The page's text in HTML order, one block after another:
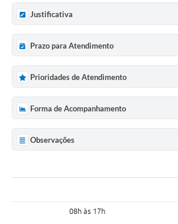
Justificativa
Prazo para Atendimento
Prioridades de Atendimento
Forma de Acompanhamento
Observações
08h às 17h